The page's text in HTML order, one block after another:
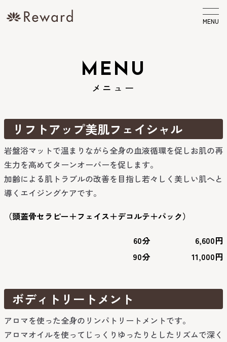
MENU
MENU
メニュー
リフトアップ美肌フェイシャル
岩盤浴マットで温まりながら全身の血液循環を促しお肌の再
生力を高めてターンオーバーを促します。
加齢による肌トラブルの改善を目指し若々しく美しい肌へと
導くエイジングケアです。
（頭蓋骨セラピー＋フェイス＋デコルテ＋パック）
60分
90分
6,600円
11,000円
ボディトリートメント
アロマを使った全身のリンパトリートメントです。
アロマオイルを使ってじっくりゆったりとしたリズムで深く